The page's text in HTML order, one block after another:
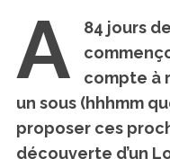
A
84 jours
compte à
un sous (hhhmm
proposer ces
découverte d’un